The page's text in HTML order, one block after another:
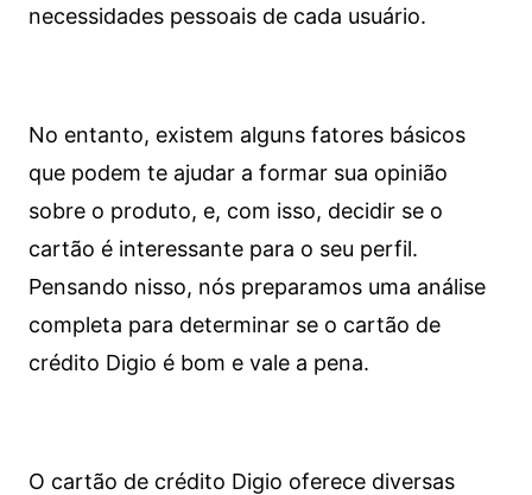
necessidades pessoais de cada usuário.
No entanto, existem alguns fatores básicos
que podem te ajudar a formar sua opinião
sobre o produto, e, com isso, decidir se o
cartão é interessante para o seu perfil.
Pensando nisso, nós preparamos uma análise
completa para determinar se o cartão de
crédito Digio é bom e vale a pena.
O cartão de crédito Digio oferece diversas